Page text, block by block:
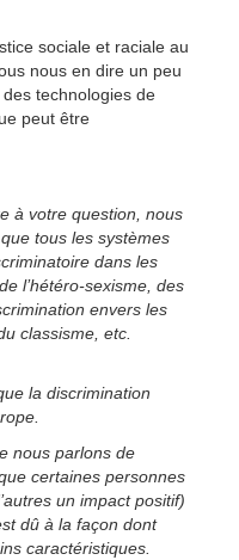
sociale et raciale au
nous en dire un peu
des technologies de
peut être
à votre question, nous
tous les systèmes
dans les
l’hétéro-sexisme, des
envers les
classisme, etc.
la discrimination
nous parlons de
certaines personnes
un impact positif)
dû à la façon dont
caractéristiques.